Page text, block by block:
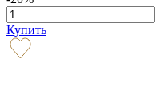
Купить